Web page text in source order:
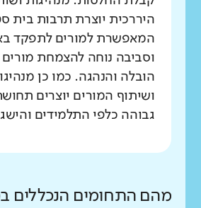
היררכית יוצרת תרבות בית
המאפשרת למורים לתפקד
וסביבה נוחה להצמחת מורים
הובלה והנהגה. כמו כן
ושיתוף המורים יוצרים
גבוהה כלפי התלמידים
מהם התחומים הנכללים